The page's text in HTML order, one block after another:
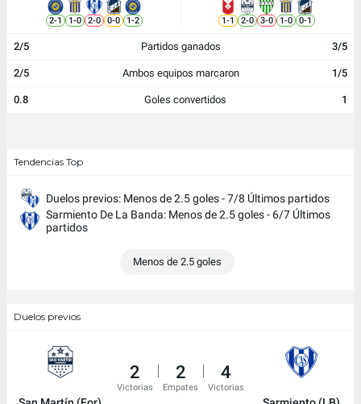
2-1 1-0 2-0 0-0 1-2 1-1 2-0 3-0 1-0 0-1
2/5 Partidos ganados 3/5
2/5 Ambos equipos marcaron 1/5
0.8 Goles convertidos 1
Tendencias Top
Duelos previos: Menos de 2.5 goles - 7/8 Últimos partidos
Sarmiento De La Banda: Menos de 2.5 goles - 6/7 Últimos
partidos
Menos de 2.5 goles
Duelos previos
2
Victorias
2
Empates
4
Victorias